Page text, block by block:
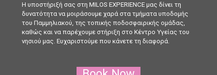
H υποστήριξή σας στη MILOS EXPERIENCE μας δίνει τη
δυνατότητα να μοιράσουμε χαρά στα τμήματα υποδομής
του Παμμηλιακού, της τοπικής ποδοσφαιρικής ομάδας,
καθώς και να παρέχουμε στήριξη στο Κέντρο Υγείας του
νησιού μας. Ευχαριστούμε που κάνετε τη διαφορά.